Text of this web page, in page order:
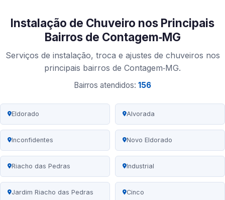
Instalação de Chuveiro nos Principais
Bairros de Contagem‑MG
Serviços de instalação, troca e ajustes de chuveiros nos
principais bairros de Contagem‑MG.
Bairros atendidos: 156
Eldorado Alvorada
Inconfidentes Novo Eldorado
Riacho das Pedras Industrial
Jardim Riacho das Pedras Cinco